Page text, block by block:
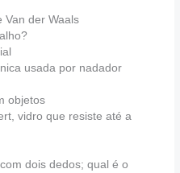
Van der Waals
usada por nadador
objetos
vidro que resiste até a
dois dedos; qual é o